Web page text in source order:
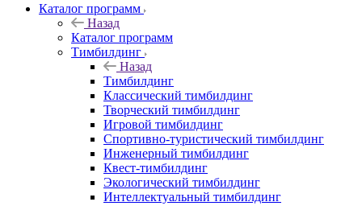
Каталог программ
Назад
Каталог программ
Тимбилдинг
Назад
Тимбилдинг
Классический тимбилдинг
Творческий тимбилдинг
Игровой тимбилдинг
Спортивно-туристический тимбилдинг
Инженерный тимбилдинг
Квест-тимбилдинг
Экологический тимбилдинг
Интеллектуальный тимбилдинг